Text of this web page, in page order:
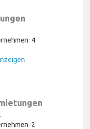
4
2